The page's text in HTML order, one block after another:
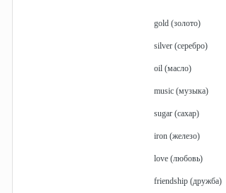
gold (золото)
silver (серебро)
oil (масло)
music (музыка)
sugar (сахар)
iron (железо)
love (любовь)
friendship (дружба)